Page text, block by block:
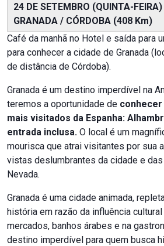
24 DE SETEMBRO (QUINTA-
GRANADA / CÓRDOBA (408 Km)
Café da manhã no Hotel e saída para
para conhecer a cidade de Granada
de distância de Córdoba).
Granada é um destino imperdível na
teremos a oportunidade de
mais visitados da Espanha:
entrada inclusa. O local é um
mourisca que atrai visitantes por sua
vistas deslumbrantes da cidade e
Nevada.
Granada é uma cidade animada,
história em razão da influência
mercados, banhos árabes e na
destino imperdível para quem busca